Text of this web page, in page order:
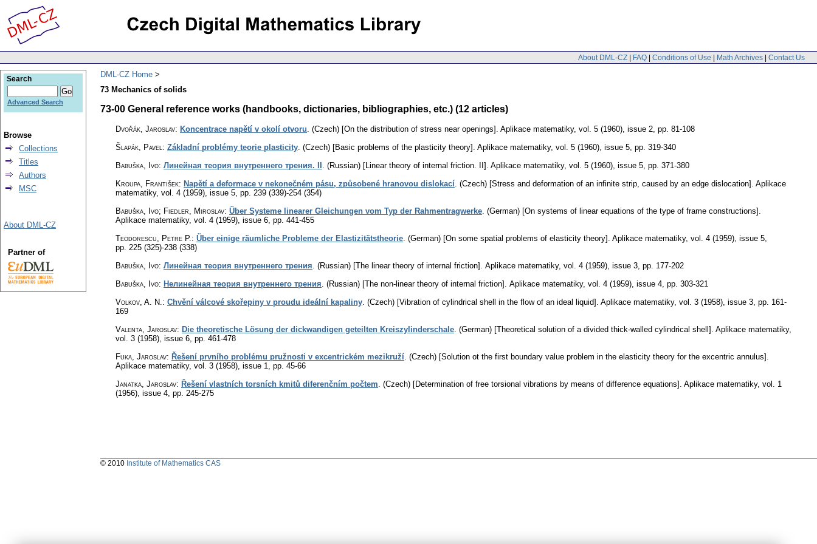
About DML-CZ | FAQ | Conditions of Use | Math Archives | Contact Us
DML-CZ Home
73 Mechanics of solids
73-00 General reference works (handbooks, dictionaries, bibliographies, etc.) (12 articles)
Dvořák, Jaroslav: Koncentrace napětí v okolí otvoru (Czech) [On the distribution of stress near openings]. Aplikace matematiky, vol. 5 (1960), issue 2 pp. 81-108
Šlapák, Pavel : Základní problémy teorie plasticity (Czech) [Basic problems of the plasticity theory]. Aplikace matematiky, vol. 5 (1960), issue 5 pp. 319-340
Babuška, Ivo: Линейная теория внутреннего трения. II (Russian) [Linear theory of internal friction. II]. Aplikace matematiky, vol. 5 (1960), issue 5 pp. 371-380
Kroupa, František: Napětí a deformace v nekonečném pásu, způsobené hranovou dislokací (Czech) [Stress and deformation of an infinite strip, caused by an edge dislocation]. Aplikace
matematiky, vol. 4 (1959), issue 5 pp. 239 (339)-254 (354)
Babuška, Ivo; Fiedler, Miroslav: Über Systeme linearer Gleichungen vom Typ der Rahmentragwerke (German) [On systems of linear equations of the type of frame constructions].
Aplikace matematiky, vol. 4 (1959), issue 6 pp. 441-455
Teodorescu, Petre P. : Über einige räumliche Probleme der Elastizitätstheorie (German) [On some spatial problems of elasticity theory]. Aplikace matematiky, vol. 4 (1959), issue 5
pp. 225 (325)-238 (338)
Babuška, Ivo: Линейная теория внутреннего трения (Russian) [The linear theory of internal friction]. Aplikace matematiky, vol. 4 (1959), issue 3 pp. 177-202
Babuška, Ivo: Нелинейная теория внутреннего трения (Russian) [The non-linear theory of internal friction]. Aplikace matematiky, vol. 4 (1959), issue 4 pp. 303-321
Volkov, A. N. : Chvění válcové skořepiny v proudu ideální kapaliny (Czech) [Vibration of cylindrical shell in the flow of an ideal liquid]. Aplikace matematiky, vol. 3 (1958), issue 3 pp. 161-
169
Valenta, Jaroslav: Die theoretische Lösung der dickwandigen geteilten Kreiszylinderschale (German) [Theoretical solution of a divided thick-walled cylindrical shell]. Aplikace matematiky,
vol. 3 (1958), issue 6 pp. 461-478
Fuka, Jaroslav: Řešení prvního problému pružnosti v excentrickém mezikruží (Czech) [Solution ot the first boundary value problem in the elasticity theory for the excentric annulus].
Aplikace matematiky, vol. 3 (1958), issue 1
pp. 45-66
Janatka, Jaroslav: Řešení vlastních torsních kmitů diferenčním počtem (Czech) [Determination of free torsional vibrations by means of difference equations]. Aplikace matematiky, vol. 1
(1956), issue 4 pp. 245-275
Search
Advanced Search
Browse
Collections
Titles
Authors
MSC
About DML-CZ
Partner of
© 2010 Institute of Mathematics CAS